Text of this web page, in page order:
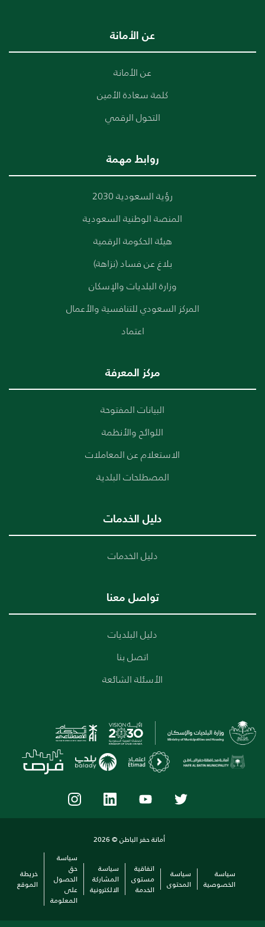
عن الأمانة
عن الأمانة
كلمة سعادة الأمين
التحول الرقمي
روابط مهمة
رؤية السعودية 2030
المنصة الوطنية السعودية
هيئة الحكومة الرقمية
بلاغ عن فساد (نزاهة)
وزارة البلديات والإسكان
المركز السعودي للتنافسية والأعمال
اعتماد
مركز المعرفة
البيانات المفتوحة
اللوائح والأنظمة
الاستعلام عن المعاملات
المصطلحات البلدية
دليل الخدمات
دليل الخدمات
تواصل معنا
دليل البلديات
اتصل بنا
الأسئلة الشائعة
أمانة حفر الباطن © 2026
سياسة
الخصوصية
سياسة
المحتوى
اتفاقية
مستوى
الخدمة
سياسة
المشاركة
الالكترونية
سياسة
حق
الحصول
على
المعلومة
خريطة
الموقع